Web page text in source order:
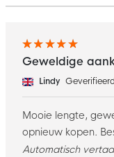
Geweldige
Lindy
Mooie lengte,
opnieuw kopen.
Automatisch